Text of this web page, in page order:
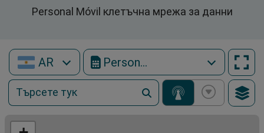
Personal Móvil клетъчна мрежа за данни
AR Personal Móvil